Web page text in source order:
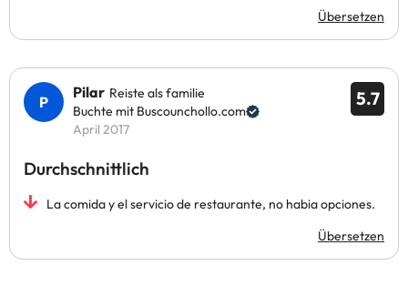
Übersetzen
5.7
Pilar Reiste als familie
Buchte mit Buscounchollo.com
April 2017
Durchschnittlich
La comida y el servicio de restaurante, no habia opciones.
Übersetzen